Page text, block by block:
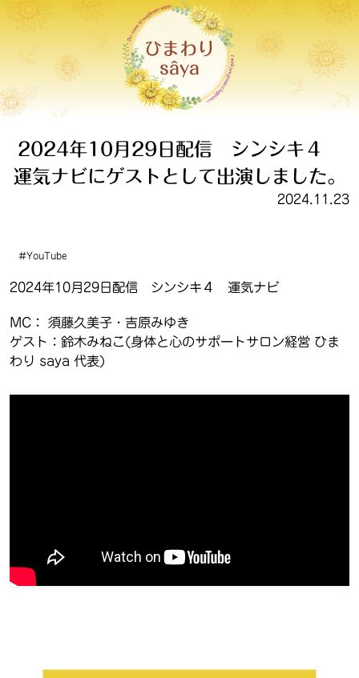
ひまわり
sâya
2024年10月29日配信 シンシキ４
運気ナビにゲストとして出演しました。
2024.11.23
YouTube
2024年10月29日配信 シンシキ４ 運気ナビ
MC： 須藤久美子・吉原みゆき
ゲスト：鈴木みねこ(身体と心のサポートサロン経営 ひま
わり saya 代表)